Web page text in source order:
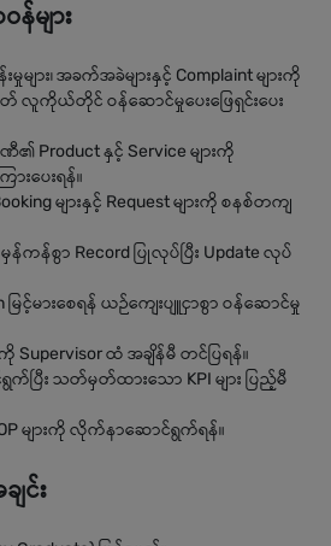
များ
းမှုများ၊ အခက်အခဲများနှင့် Complaint များကို
တ် လူကိုယ်တိုင် ဝန်ဆောင်မှုပေးဖြေရှင်းပေး
ဏီ၏ Product နှင့် Service များကို
ားပေးရန်။
များနှင့် Request များကို စနစ်တကျ
မှန်ကန်စွာ Record ပြုလုပ်ပြီး Update လုပ်
မြင့်မားစေရန် ယဉ်ကျေးပျူငှာစွာ ဝန်ဆောင်မှု
Supervisor ထံ အချိန်မီ တင်ပြရန်။
ရွက်ပြီး သတ်မှတ်ထားသော KPI များ ပြည့်မီ
များကို လိုက်နာဆောင်ရွက်ရန်။
င်း